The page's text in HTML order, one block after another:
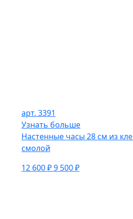
арт. 3391
Узнать больше
Настенные часы 28 см из
смолой
12 600 ₽9 500 ₽